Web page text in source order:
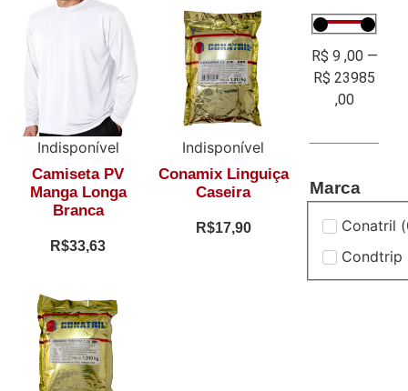
R$ 9 ,00—
R$ 23985
,00
Marca
Conatril (
Condtrip
Indisponível
Camiseta PV
Manga Longa
Branca
R$33,63
Indisponível
Conamix Linguiça
Caseira
R$17,90